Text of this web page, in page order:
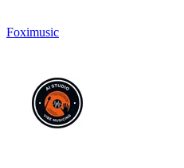
Foximusic